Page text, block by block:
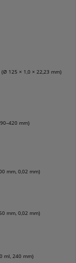
(Ø 125 × 1,0 × 22,23 mm)
mm)
mm, 0,02 mm)
mm, 0,02 mm)
ml, 240 mm)